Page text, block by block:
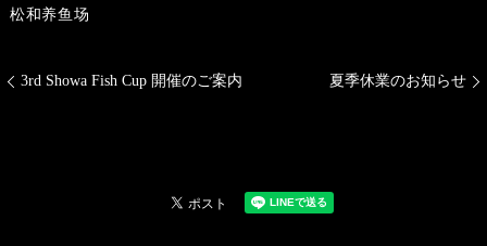
松和养鱼场
3rd Showa Fish Cup 開催のご案内 夏季休業のお知らせ